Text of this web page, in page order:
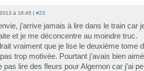
à 18:45 | #23
j’arrive jamais à lire dans le train car
et je me déconcentre au moindre truc.
vraiment que je lise le deuxième tome
trop motivée. Pourtant j’avais bien
pas lire des fleurs pour Algernon car j’ai